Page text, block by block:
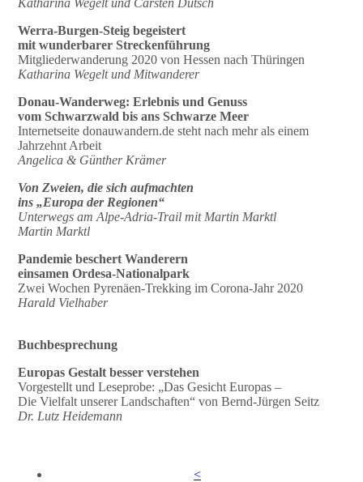
Werra-Burgen-Steig begeistert
mit wunderbarer Streckenführung
Mitgliederwanderung 2020 von Hessen nach Thüringen
Katharina Wegelt und Mitwanderer
Donau-Wanderweg: Erlebnis und Genuss
vom Schwarzwald bis ans Schwarze Meer
Internetseite donauwandern.de steht nach mehr als einem
Jahrzehnt Arbeit
Angelica & Günther Krämer
Von Zweien, die sich aufmachten
ins „Europa der Regionen“
Unterwegs am Alpe-Adria-Trail mit Martin Marktl
Martin Marktl
Pandemie beschert Wanderern
einsamen Ordesa-Nationalpark
Zwei Wochen Pyrenäen-Trekking im Corona-Jahr 2020
Harald Vielhaber
Buchbesprechung
Europas Gestalt besser verstehen
Vorgestellt und Leseprobe: „Das Gesicht Europas –
Die Vielfalt unserer Landschaften“ von Bernd-Jürgen Seitz
Dr. Lutz Heidemann
<